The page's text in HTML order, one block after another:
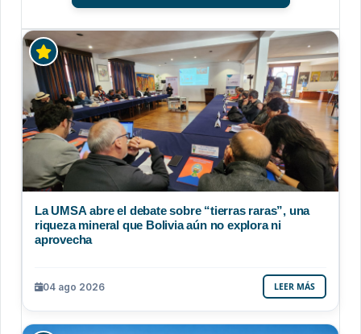
La UMSA abre el debate sobre “tierras raras”, una
riqueza mineral que Bolivia aún no explora ni
aprovecha
04 ago 2026 LEER MÁS